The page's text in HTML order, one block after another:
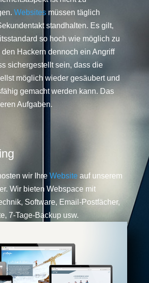
Websitesmüssen täglich
standhalten. Es gilt,
so hoch wie möglich zu
Hackern dennoch ein Angriff
sichergestellt sein, dass die
möglich wieder gesäubert und
gemacht werden kann. Das
Aufgaben.
wir Ihre Website auf unserem
Wir bieten Webspace mit
Software, Email-Postfächer,
7-Tage-Backup usw.